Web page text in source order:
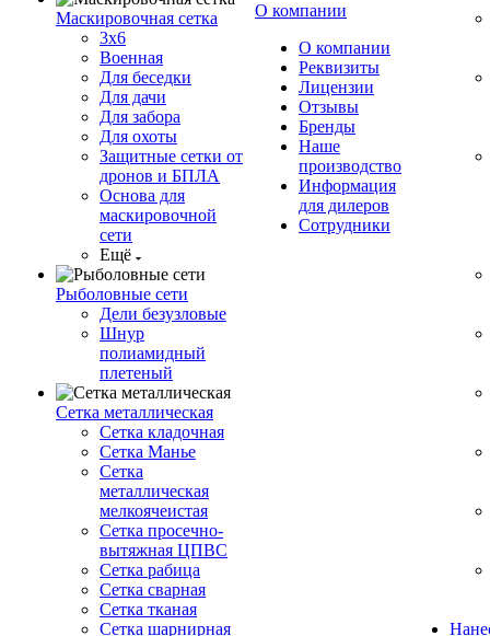
Маскировочная сетка
3х6
Военная
Для беседки
Для дачи
Для забора
Для охоты
Защитные сетки от
дронов и БПЛА
Основа для
маскировочной
сети
Ещё
Рыболовные сети
Дели безузловые
Шнур
полиамидный
плетеный
Сетка металлическая
Сетка кладочная
Сетка Манье
Сетка
металлическая
мелкоячеистая
Сетка просечно-
вытяжная ЦПВС
Сетка рабица
Сетка сварная
Сетка тканая
Сетка шарнирная
О компании
О компании
Реквизиты
Лицензии
Отзывы
Бренды
Наше
производство
Информация
для дилеров
Сотрудники